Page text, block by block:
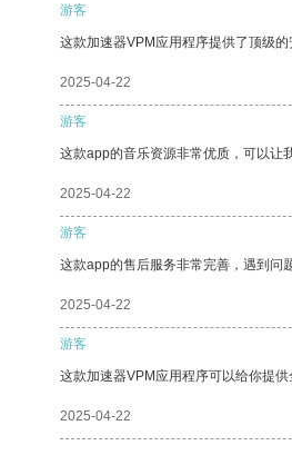
游客
这款加速器VPM应用程序提供了顶级的
2025-04-22
游客
这款app的音乐资源非常优质，可以让
2025-04-22
游客
这款app的售后服务非常完善，遇到问
2025-04-22
游客
这款加速器VPM应用程序可以给你提供
2025-04-22